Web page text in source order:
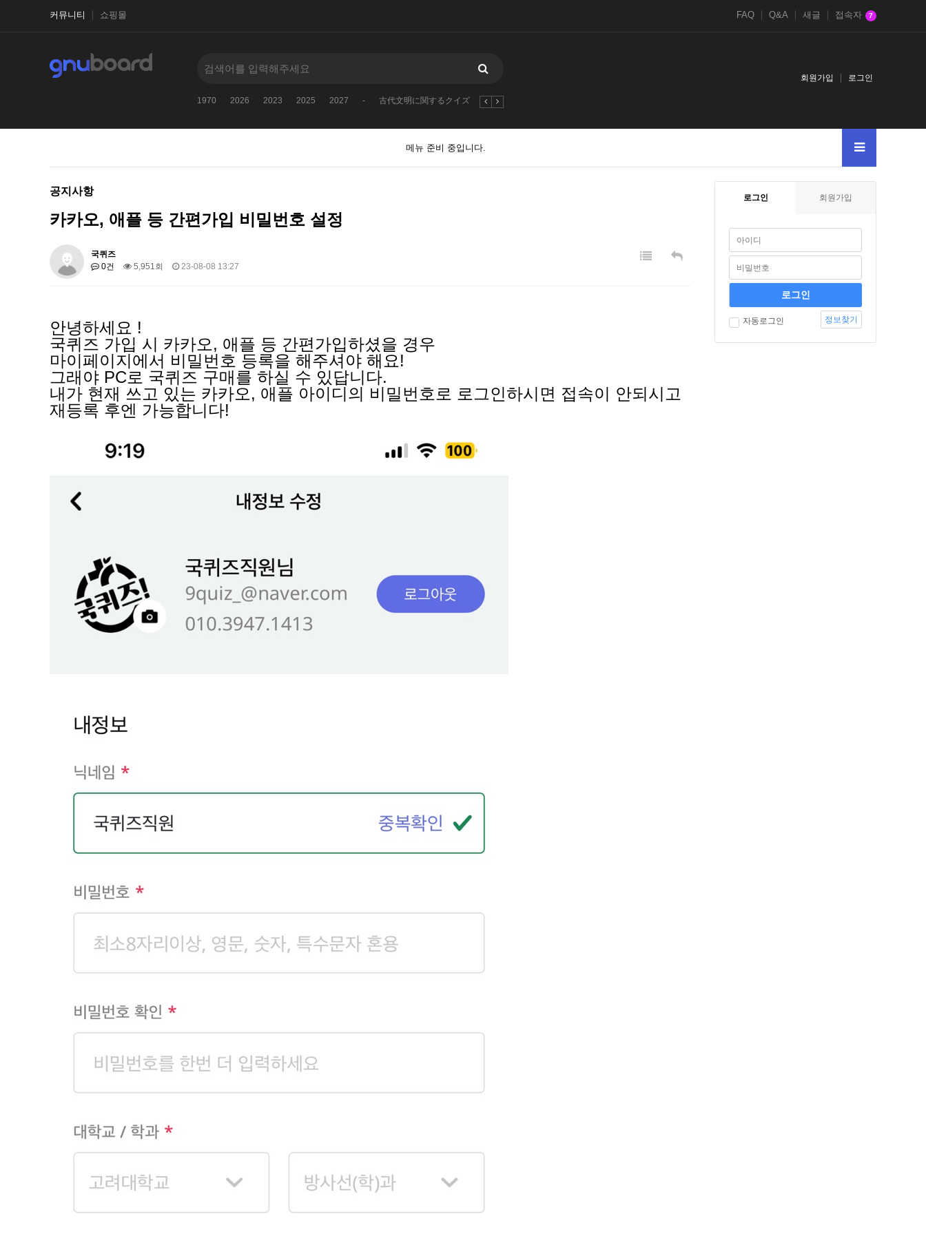
커뮤니티 쇼핑몰 FAQ Q&A 새글 접속자 7
1970 2026 2023 2025 2027 - 古代文明に関するクイズ 1970
회원가입 로그인
메뉴 준비 중입니다.
공지사항
카카오, 애플 등 간편가입 비밀번호 설정
국퀴즈
0건
5,951회 23-08-08 13:27
안녕하세요 !
국퀴즈 가입 시 카카오, 애플 등 간편가입하셨을 경우
마이페이지에서 비밀번호 등록을 해주셔야 해요!
그래야 PC로 국퀴즈 구매를 하실 수 있답니다.
내가 현재 쓰고 있는 카카오, 애플 아이디의 비밀번호로 로그인하시면 접속이 안되시고
재등록 후엔 가능합니다!
로그인 회원가입
자동로그인 정보찾기